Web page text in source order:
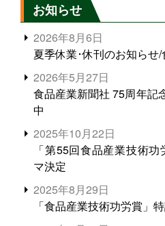
お知らせ
2026年8月6日
夏季休業･休刊のお知らせ
2026年5月27日
食品産業新聞社 75周年記
中
2025年10月22日
「第55回食品産業技術
マ決定
2025年8月29日
「食品産業技術功労賞」